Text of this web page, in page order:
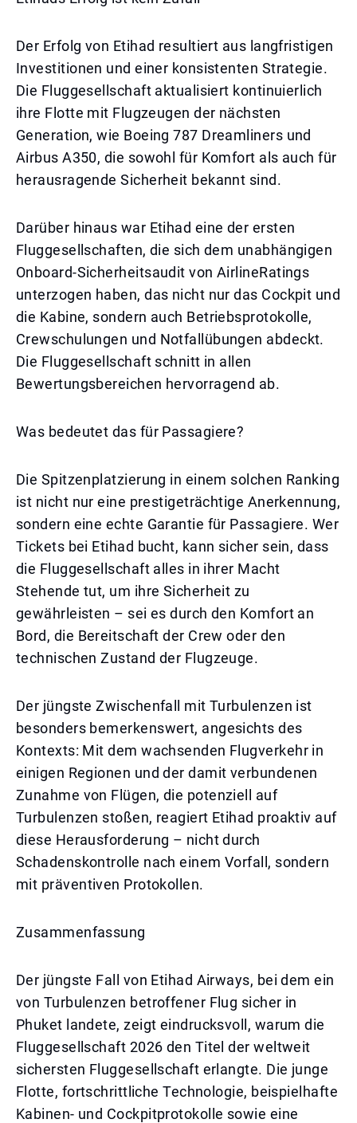
Der Erfolg von Etihad resultiert aus langfristigen
Investitionen und einer konsistenten Strategie.
Die Fluggesellschaft aktualisiert kontinuierlich
ihre Flotte mit Flugzeugen der nächsten
Generation, wie Boeing 787 Dreamliners und
Airbus A350, die sowohl für Komfort als auch für
herausragende Sicherheit bekannt sind.
Darüber hinaus war Etihad eine der ersten
Fluggesellschaften, die sich dem unabhängigen
Onboard-Sicherheitsaudit von AirlineRatings
unterzogen haben, das nicht nur das Cockpit und
die Kabine, sondern auch Betriebsprotokolle,
Crewschulungen und Notfallübungen abdeckt.
Die Fluggesellschaft schnitt in allen
Bewertungsbereichen hervorragend ab.
Was bedeutet das für Passagiere?
Die Spitzenplatzierung in einem solchen Ranking
ist nicht nur eine prestigeträchtige Anerkennung,
sondern eine echte Garantie für Passagiere. Wer
Tickets bei Etihad bucht, kann sicher sein, dass
die Fluggesellschaft alles in ihrer Macht
Stehende tut, um ihre Sicherheit zu
gewährleisten – sei es durch den Komfort an
Bord, die Bereitschaft der Crew oder den
technischen Zustand der Flugzeuge.
Der jüngste Zwischenfall mit Turbulenzen ist
besonders bemerkenswert, angesichts des
Kontexts: Mit dem wachsenden Flugverkehr in
einigen Regionen und der damit verbundenen
Zunahme von Flügen, die potenziell auf
Turbulenzen stoßen, reagiert Etihad proaktiv auf
diese Herausforderung – nicht durch
Schadenskontrolle nach einem Vorfall, sondern
mit präventiven Protokollen.
Zusammenfassung
Der jüngste Fall von Etihad Airways, bei dem ein
von Turbulenzen betroffener Flug sicher in
Phuket landete, zeigt eindrucksvoll, warum die
Fluggesellschaft 2026 den Titel der weltweit
sichersten Fluggesellschaft erlangte. Die junge
Flotte, fortschrittliche Technologie, beispielhafte
Kabinen- und Cockpitprotokolle sowie eine